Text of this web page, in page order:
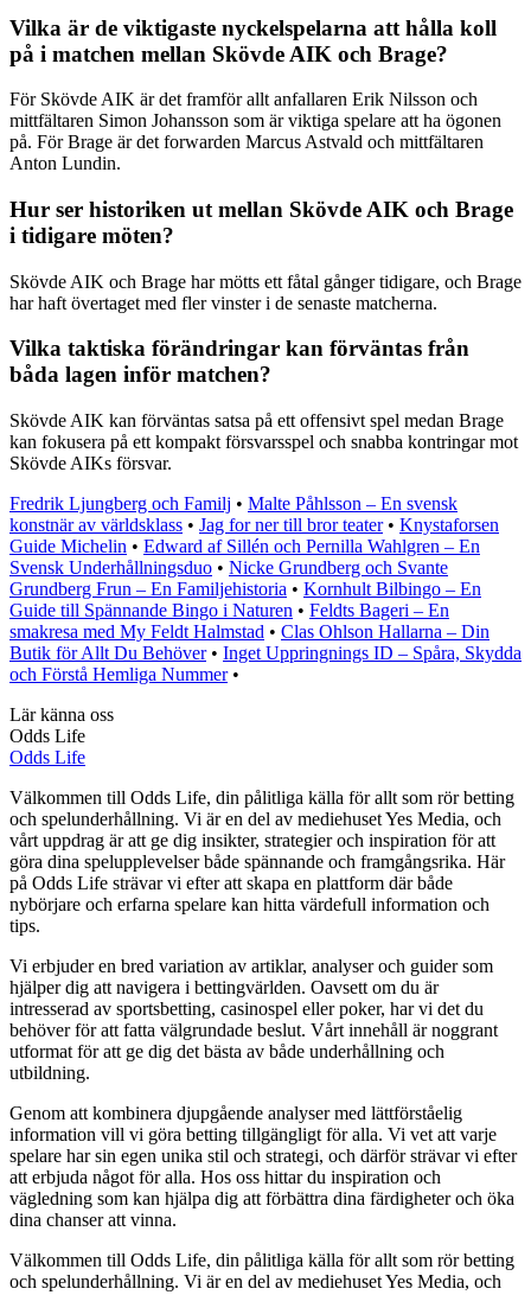
Vilka är de viktigaste nyckelspelarna att hålla koll
på i matchen mellan Skövde AIK och Brage?
För Skövde AIK är det framför allt anfallaren Erik Nilsson och
mittfältaren Simon Johansson som är viktiga spelare att ha ögonen
på. För Brage är det forwarden Marcus Astvald och mittfältaren
Anton Lundin.
Hur ser historiken ut mellan Skövde AIK och Brage
i tidigare möten?
Skövde AIK och Brage har mötts ett fåtal gånger tidigare, och Brage
har haft övertaget med fler vinster i de senaste matcherna.
Vilka taktiska förändringar kan förväntas från
båda lagen inför matchen?
Skövde AIK kan förväntas satsa på ett offensivt spel medan Brage
kan fokusera på ett kompakt försvarsspel och snabba kontringar mot
Skövde AIKs försvar.
Fredrik Ljungberg och Familj • Malte Påhlsson – En svensk
konstnär av världsklass • Jag for ner till bror teater• Knystaforsen
Guide Michelin • Edward af Sillén och Pernilla Wahlgren – En
Svensk Underhållningsduo • Nicke Grundberg och Svante
Grundberg Frun – En Familjehistoria • Kornhult Bilbingo – En
Guide till Spännande Bingo i Naturen • Feldts Bageri – En
smakresa med My Feldt Halmstad • Clas Ohlson Hallarna – Din
Butik för Allt Du Behöver• Inget Uppringnings ID – Spåra, Skydda
och Förstå Hemliga Nummer•
Lär känna oss
Odds Life
Odds Life
Välkommen till Odds Life, din pålitliga källa för allt som rör betting
och spelunderhållning. Vi är en del av mediehuset Yes Media, och
vårt uppdrag är att ge dig insikter, strategier och inspiration för att
göra dina spelupplevelser både spännande och framgångsrika. Här
på Odds Life strävar vi efter att skapa en plattform där både
nybörjare och erfarna spelare kan hitta värdefull information och
tips.
Vi erbjuder en bred variation av artiklar, analyser och guider som
hjälper dig att navigera i bettingvärlden. Oavsett om du är
intresserad av sportsbetting, casinospel eller poker, har vi det du
behöver för att fatta välgrundade beslut. Vårt innehåll är noggrant
utformat för att ge dig det bästa av både underhållning och
utbildning.
Genom att kombinera djupgående analyser med lättförståelig
information vill vi göra betting tillgängligt för alla. Vi vet att varje
spelare har sin egen unika stil och strategi, och därför strävar vi efter
att erbjuda något för alla. Hos oss hittar du inspiration och
vägledning som kan hjälpa dig att förbättra dina färdigheter och öka
dina chanser att vinna.
Välkommen till Odds Life, din pålitliga källa för allt som rör betting
och spelunderhållning. Vi är en del av mediehuset Yes Media, och